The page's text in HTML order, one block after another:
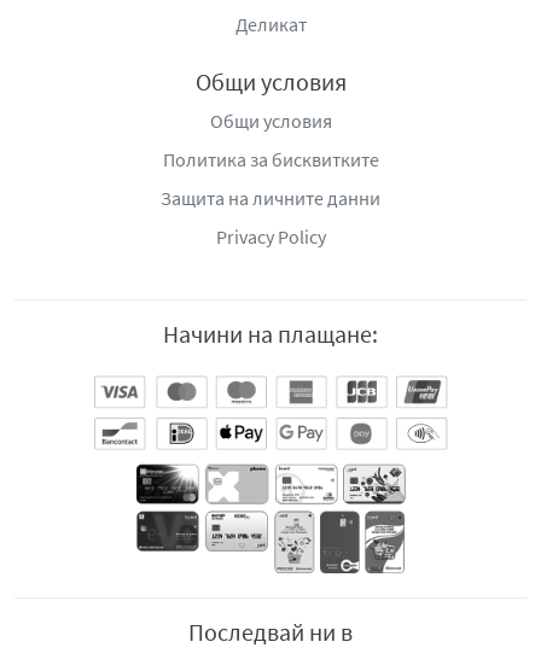
Деликат
Общи условия
Общи условия
Политика за бисквитките
Защита на личните данни
Privacy Policy
Начини на плащане:
Последвай ни в